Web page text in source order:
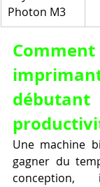
Photon M3
débutant
Une machine
gagner du
conception,